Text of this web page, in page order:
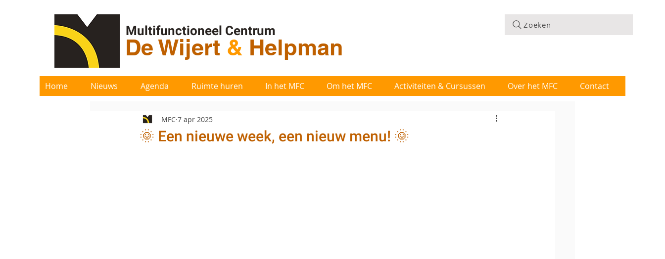
Multifunctioneel Centrum
De Wijert & Helpman
Zoeken
Home Nieuws Agenda Ruimte huren In het MFC Om het MFC Activiteiten & Cursussen Over het MFC Contact
🌞 Een nieuwe week, een nieuw menu! 🌞
MFC 7 apr 2025